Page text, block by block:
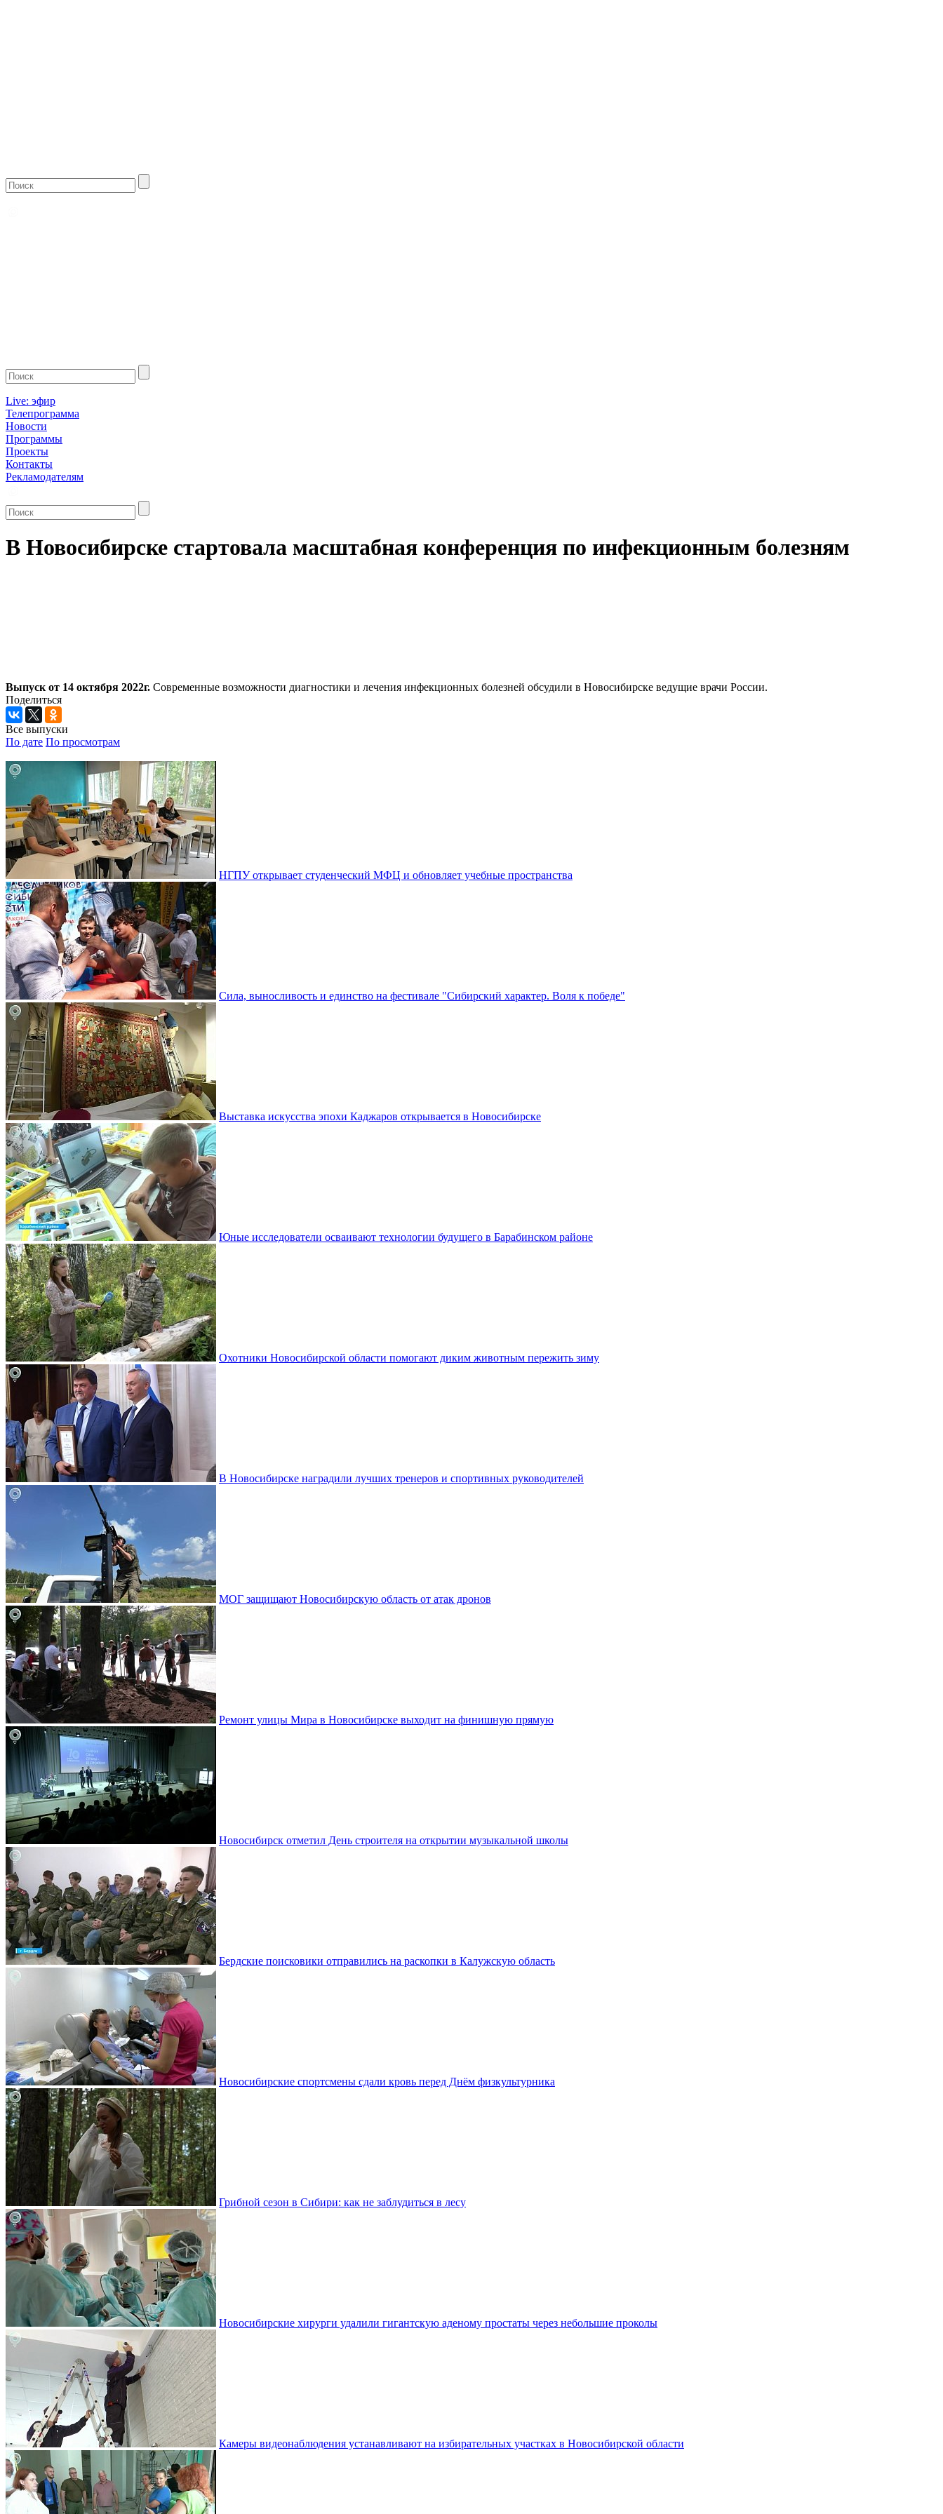
Live: эфир
Телепрограмма
Новости
Программы
Проекты
Контакты
Рекламодателям
В Новосибирске стартовала масштабная конференция по инфекционным болезням
Выпуск от 14 октября 2022г. Современные возможности диагностики и лечения инфекционных болезней обсудили в Новосибирске ведущие врачи России.
Поделиться
Все выпуски
По дате По просмотрам
НГПУ открывает студенческий МФЦ и обновляет учебные пространства
Сила, выносливость и единство на фестивале "Сибирский характер. Воля к победе"
Выставка искусства эпохи Каджаров открывается в Новосибирске
Юные исследователи осваивают технологии будущего в Барабинском районе
Охотники Новосибирской области помогают диким животным пережить зиму
В Новосибирске наградили лучших тренеров и спортивных руководителей
МОГ защищают Новосибирскую область от атак дронов
Ремонт улицы Мира в Новосибирске выходит на финишную прямую
Новосибирск отметил День строителя на открытии музыкальной школы
Бердские поисковики отправились на раскопки в Калужскую область
Новосибирские спортсмены сдали кровь перед Днём физкультурника
Грибной сезон в Сибири: как не заблудиться в лесу
Новосибирские хирурги удалили гигантскую аденому простаты через небольшие проколы
Камеры видеонаблюдения устанавливают на избирательных участках в Новосибирской области